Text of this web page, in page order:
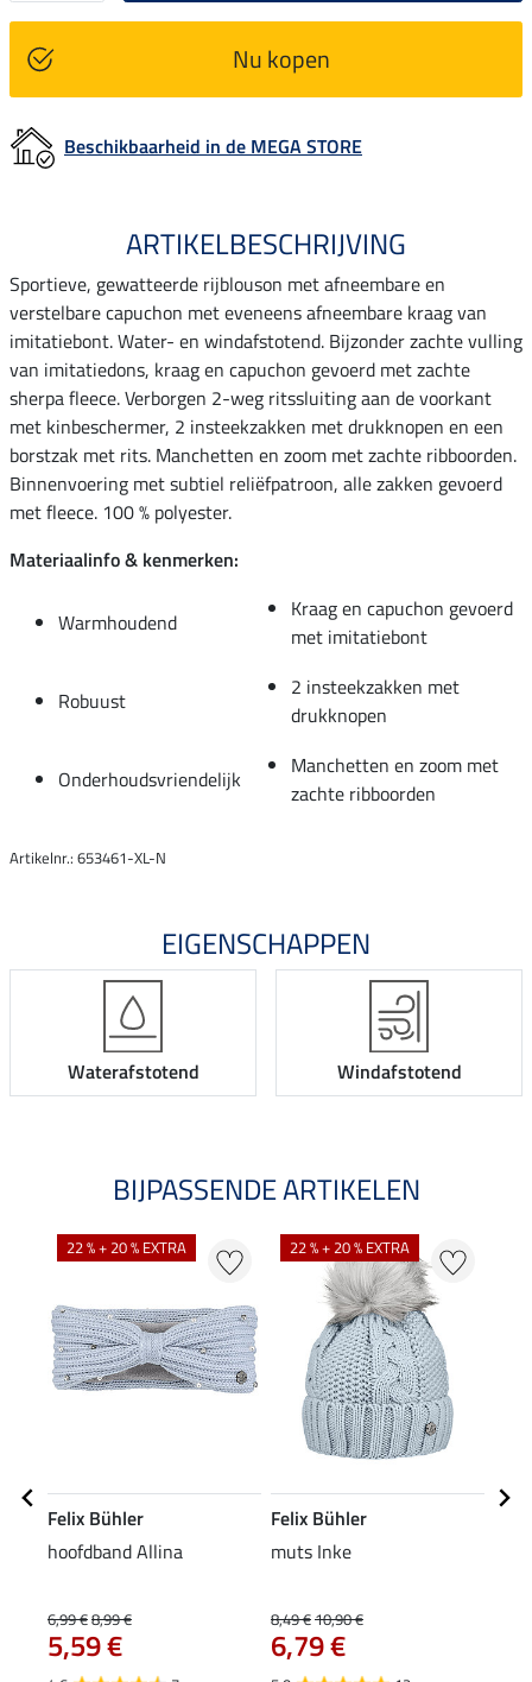
Nu kopen
Beschikbaarheid in de MEGA STORE
ARTIKELBESCHRIJVING
Sportieve, gewatteerde rijblouson met afneembare en
verstelbare capuchon met eveneens afneembare kraag van
imitatiebont. Water- en windafstotend. Bijzonder zachte vulling
van imitatiedons, kraag en capuchon gevoerd met zachte
sherpa fleece. Verborgen 2-weg ritssluiting aan de voorkant
met kinbeschermer, 2 insteekzakken met drukknopen en een
borstzak met rits. Manchetten en zoom met zachte ribboorden.
Binnenvoering met subtiel reliëfpatroon, alle zakken gevoerd
met fleece. 100 % polyester.
Materiaalinfo & kenmerken:
Warmhoudend
Kraag en capuchon gevoerd
met imitatiebont
Robuust
2 insteekzakken met
drukknopen
Onderhoudsvriendelijk
Manchetten en zoom met
zachte ribboorden
Artikelnr.: 653461-XL-N
EIGENSCHAPPEN
Waterafstotend Windafstotend
BIJPASSENDE ARTIKELEN
22 % + 20 % EXTRA
Felix Bühler
hoofdband Allina
6,99 €8,99 €
5,59 €
22 % + 20 % EXTRA
Felix Bühler
muts Inke
8,49 €10,90 €
6,79 €